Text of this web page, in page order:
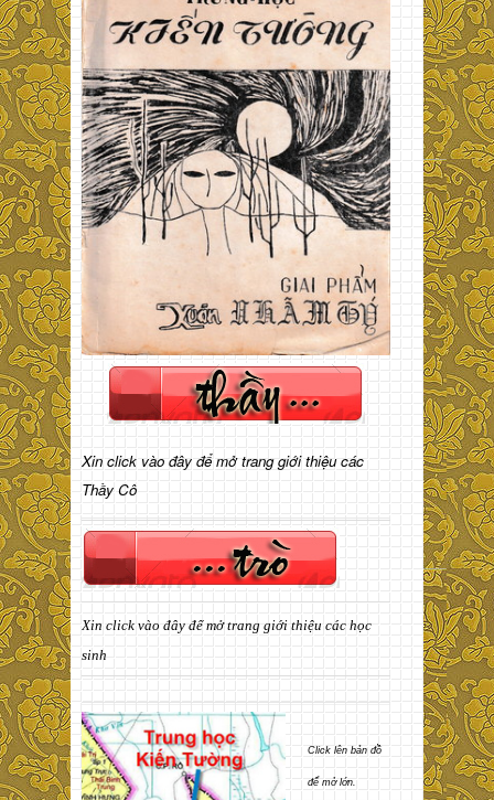
Xin click vào đây để mở trang giới thiệu các
Thầy Cô
Xin click vào đây để mở trang giới thiệu các học
sinh
Click lên bản đồ
để mở lớn.